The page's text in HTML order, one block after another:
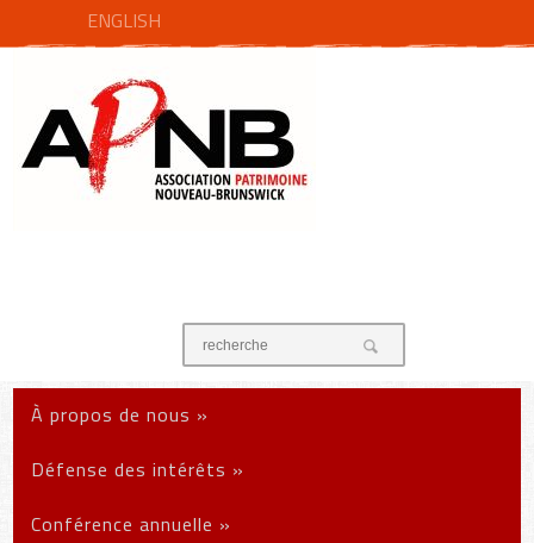
ENGLISH
À propos de nous »
Défense des intérêts »
Conférence annuelle »